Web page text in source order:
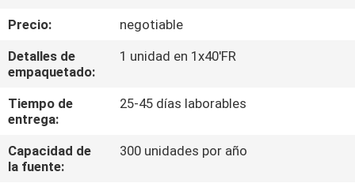
CALIDAD
ÉNTRENOS
EN
CONTACTO
CON
Precio:
negotiable
Detalles de
empaquetado:
1 unidad en 1x40'FR
Tiempo de
entrega:
25-45 días laborables
Capacidad de
la fuente:
300 unidades por año